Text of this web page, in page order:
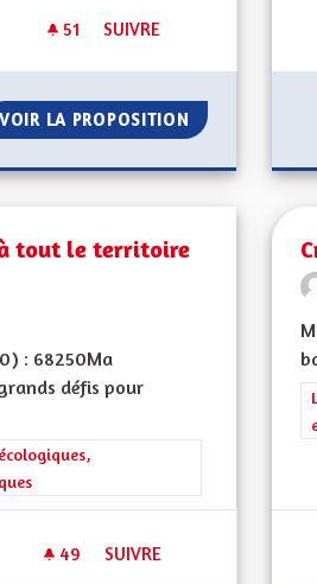
51 51 ABONNÉS
SUIVRE
L'ATTRACTIVITÉ DES
VOIR LA PROPOSITION
tout le territoire
: 68250Ma
défis pour
: Les transitions énergétiques,
49 49 ABONNÉS
SUIVRE
BRIGADE VERTE ÉLARGIE